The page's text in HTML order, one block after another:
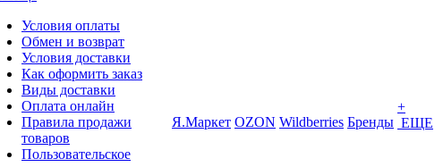
Условия оплаты
Обмен и возврат
Условия доставки
Как оформить заказ
Виды доставки
Оплата онлайн
Правила продажи
товаров
Пользовательское
Я.Маркет OZON Wildberries Бренды
+
ЕЩЕ